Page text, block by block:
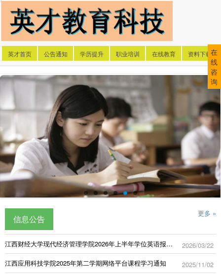
英才首页 公告通知 学历提升 职业培训 在线教育 资料下载
信息公告
更多 »
江西财经大学现代经济管理学院2026年上半年学位英语报名通知
2026/03/22
江西应用科技学院2025年第二学期网络平台课程学习通知
2025/11/02
在
线
咨
询